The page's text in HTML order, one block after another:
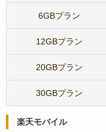
6GBプラン
12GBプラン
20GBプラン
30GBプラン
楽天モバイル